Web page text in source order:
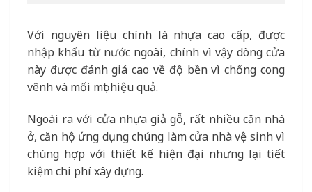
Với nguyên liệu chính là nhựa cao cấp, được
nhập khẩu từ nước ngoài, chính vì vậy dòng cửa
này được đánh giá cao về độ bền vì chống cong
vênh và mối mọt hiệu quả.
Ngoài ra với cửa nhựa giả gỗ, rất nhiều căn nhà
ở, căn hộ ứng dụng chúng làm cửa nhà vệ sinh vì
chúng hợp với thiết kế hiện đại nhưng lại tiết
kiệm chi phí xây dựng.